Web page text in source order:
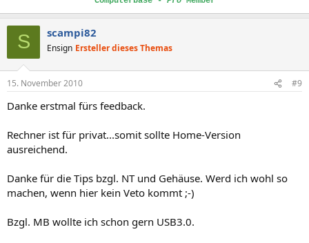
S scampi82
Ensign Ersteller dieses Themas
15. November 2010 #9
Danke erstmal fürs feedback.
Rechner ist für privat...somit sollte Home-Version
ausreichend.
Danke für die Tips bzgl. NT und Gehäuse. Werd ich wohl so
machen, wenn hier kein Veto kommt ;-)
Bzgl. MB wollte ich schon gern USB3.0.